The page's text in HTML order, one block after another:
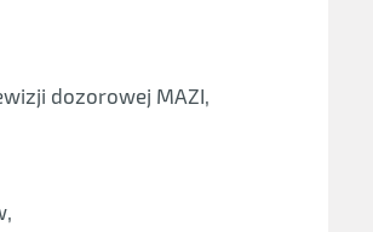
dozorowej MAZI,